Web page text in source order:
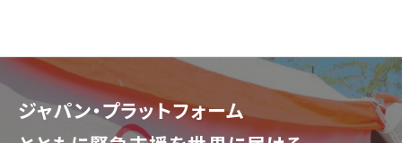
ジャパン・プラットフォーム